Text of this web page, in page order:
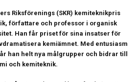
Riksförenings (SKR) kemiteknikpris
författare och professor i organisk
Han får priset för sina insatser för
kemiämnet. Med entusiasm
han helt nya målgrupper och bidrar till
och kemiteknik.